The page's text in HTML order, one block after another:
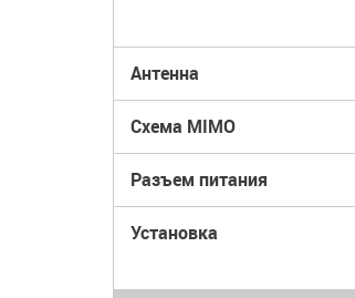
Антенна
Схема MIMO
Разъем питания
Установка